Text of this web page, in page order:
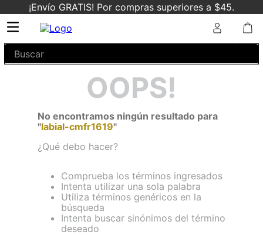
¡Envío GRATIS! Por compras superiores a $45.
Buscar
OOPS!
No encontramos ningún resultado para
"labial-cmfr1619"
¿Qué debo hacer?
Comprueba los términos ingresados
Intenta utilizar una sola palabra
Utiliza términos genéricos en la
búsqueda
Intenta buscar sinónimos del término
deseado